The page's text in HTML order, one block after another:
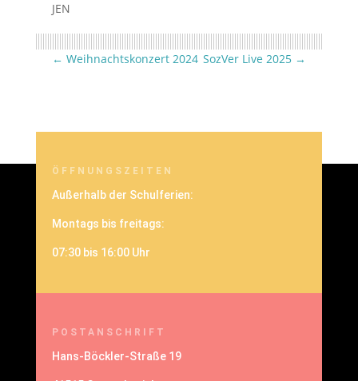
JEN
← Weihnachtskonzert 2024 SozVer Live 2025 →
ÖFFNUNGSZEITEN
Außerhalb der Schulferien:
Montags bis freitags:
07:30 bis 16:00 Uhr
POSTANSCHRIFT
Hans-Böckler-Straße 19